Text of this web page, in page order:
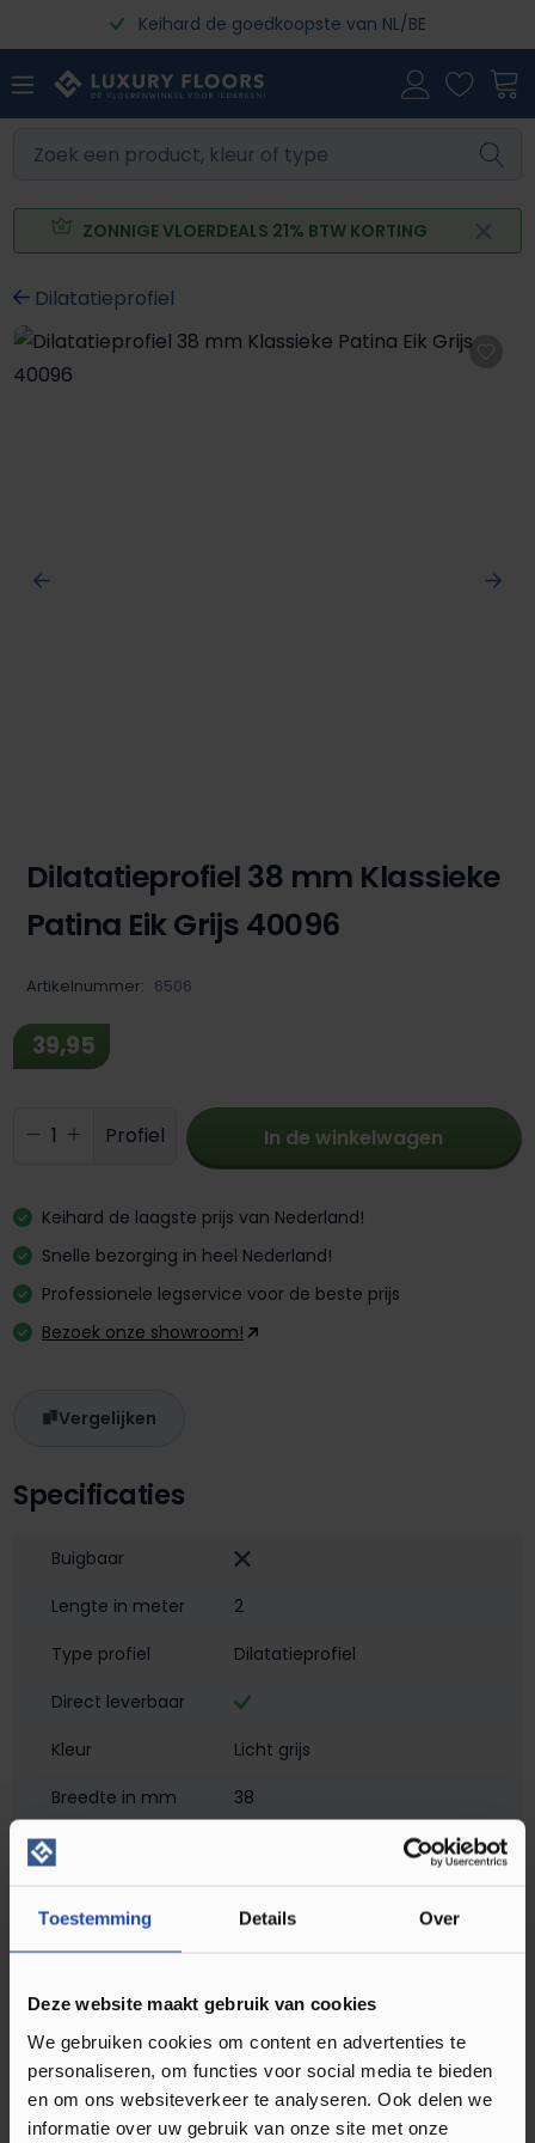
Toestemming Details Over
Deze website maakt gebruik van cookies
We gebruiken cookies om content en advertenties te
personaliseren, om functies voor social media te bieden
en om ons websiteverkeer te analyseren. Ook delen we
informatie over uw gebruik van onze site met onze
Ga naar de hoofdinhoudKeihard de goedkoopste van NL/BE
ZONNIGE VLOERDEALS 21% BTW KORTING
Dilatatieprofiel
Afbeeldingengalerij overslaan
Specificaties
Buigbaar
Lengte in meter
2
Type profiel
Dilatatieprofiel
Direct leverbaar
Kleur
Licht grijs
Breedte in mm
38
Hoogte in mm
Profielen
Dilatatieprofielen
Soort profiel
Klik PVC, Laminaat, Plak PVC
Dilatatieprofiel 38 mm Klassieke
Patina Eik Grijs 40096
Artikelnummer: 6506
39,95
Producthoeveelheid: Voer de
Profiel In de winkelwagen
Keihard de laagste prijs van Nederland!
Snelle bezorging in heel Nederland!
Professionele legservice voor de beste prijs
Bezoek onze showroom!
Vergelijken